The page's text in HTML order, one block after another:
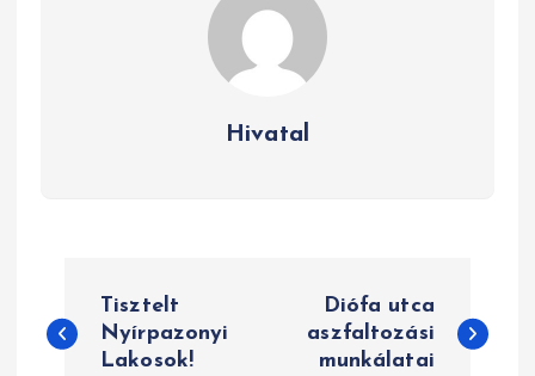
Hivatal
e
Tisztelt
Nyírpazonyi
Lakosok!
Diófa utca
aszfaltozási
munkálatai